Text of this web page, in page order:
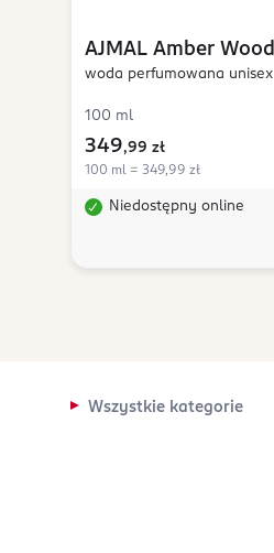
AJMAL Amber Wood
woda perfumowana unisex
100 ml
349,99 zł
100 ml = 349,99 zł
Niedostępny online
Wszystkie kategorie